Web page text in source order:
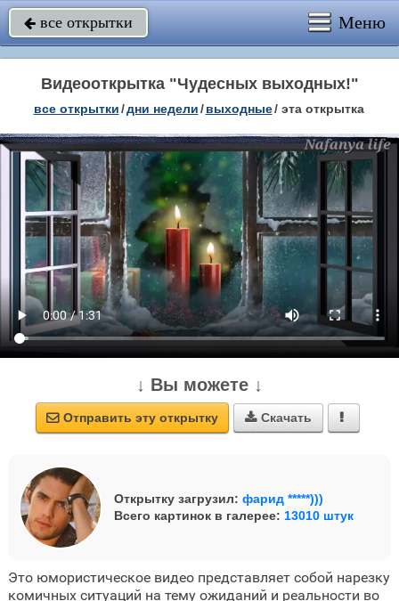
 все открытки Меню
Видеооткрытка "Чудесных выходных!"
все открытки/дни недели/ выходные/ эта открытка
↓ Вы можете ↓
 Отправить эту открытку  Скачать 
Открытку загрузил: фарид *****)))
Всего картинок в галерее: 13010 штук
Это юмористическое видео представляет собой нарезку
комичных ситуаций на тему ожиданий и реальности во